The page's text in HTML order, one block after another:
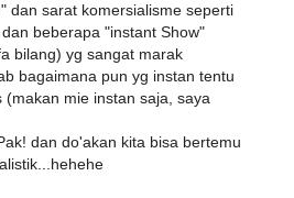
dan sarat komersialisme seperti
beberapa "instant Show"
bilang) yg sangat marak
bagaimana pun yg instan tentu
(makan mie instan saja, saya
dan do'akan kita bisa bertemu